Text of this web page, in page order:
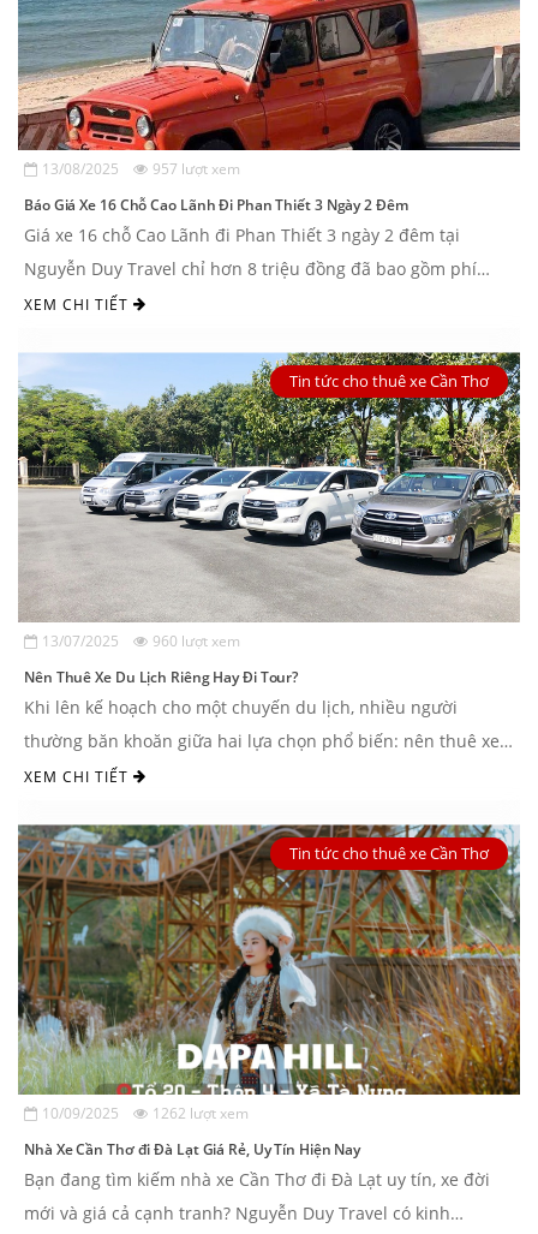
13/08/2025 957 lượt xem
Báo Giá Xe 16 Chỗ Cao Lãnh Đi Phan Thiết 3 Ngày 2 Đêm
Giá xe 16 chỗ Cao Lãnh đi Phan Thiết 3 ngày 2 đêm tại
Nguyễn Duy Travel chỉ hơn 8 triệu đồng đã bao gồm phí
đường bộ và hướng dẫn viên ...
XEM CHI TIẾT
Tin tức cho thuê xe Cần Thơ
13/07/2025 960 lượt xem
Nên Thuê Xe Du Lịch Riêng Hay Đi Tour?
Khi lên kế hoạch cho một chuyến du lịch, nhiều người
thường băn khoăn giữa hai lựa chọn phổ biến: nên thuê xe
du lịch riêng hay đi tour? Mỗi hình thức đều ...
XEM CHI TIẾT
Tin tức cho thuê xe Cần Thơ
10/09/2025 1262 lượt xem
Nhà Xe Cần Thơ đi Đà Lạt Giá Rẻ, Uy Tín Hiện Nay
Bạn đang tìm kiếm nhà xe Cần Thơ đi Đà Lạt uy tín, xe đời
mới và giá cả cạnh tranh? Nguyễn Duy Travel có kinh